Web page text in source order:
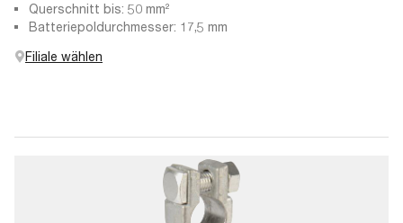
Pressteil
Querschnitt bis: 50 mm²
Batteriepoldurchmesser: 17,5 mm
Filiale wählen